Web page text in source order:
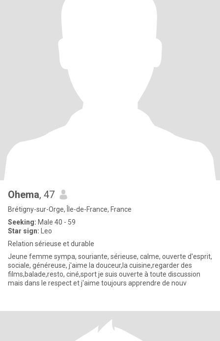
Ohema, 47
Brétigny-sur-Orge, Île-de-France, France
Seeking: Male 40 - 59
Star sign: Leo
Relation sérieuse et durable
Jeune femme sympa, souriante, sérieuse, calme, ouverte d'esprit,
sociale, généreuse, j'aime la douceur,la cuisine,regarder des
films,balade,resto, ciné,sport je suis ouverte à toute discussion
mais dans le respect et j'aime toujours apprendre de nouv